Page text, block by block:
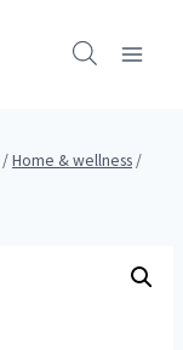
/Home & wellness /